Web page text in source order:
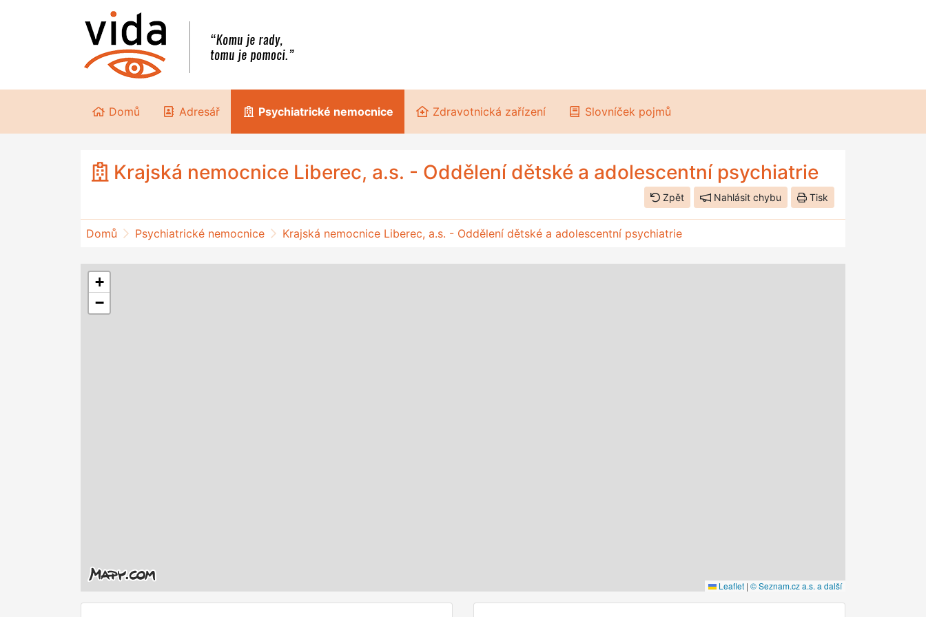
Domů Adresář Psychiatrické nemocnice Zdravotnická zařízení Slovníček pojmů
Krajská nemocnice Liberec, a.s. - Oddělení dětské a adolescentní psychiatrie
Zpět Nahlásit chybu Tisk
Domů Psychiatrické nemocnice Krajská nemocnice Liberec, a.s. - Oddělení dětské a adolescentní psychiatrie
+
−
Leaflet | © Seznam.cz a.s. a další